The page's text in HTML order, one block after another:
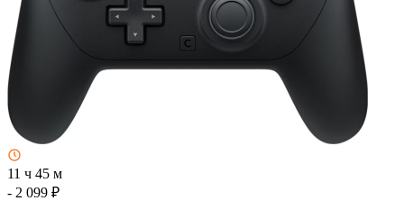
11 ч 45 м
- 2 099 ₽